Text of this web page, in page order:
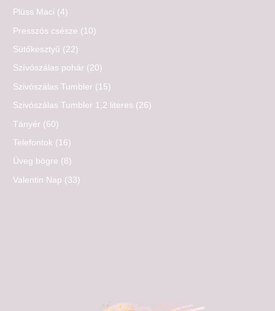
Plüss Maci (4)
Presszós csésze (10)
Sütőkesztyű (22)
Szívószálas pohár (20)
Szivószálas Tumbler (15)
Szivószálas Tumbler 1,2 literes (26)
Tányér (60)
Telefontok (16)
Üveg bögre (8)
Valentin Nap (33)